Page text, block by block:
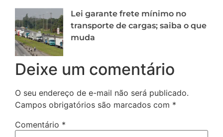
Lei garante frete mínimo no
transporte de cargas; saiba o que
muda
Deixe um comentário
O seu endereço de e-mail não será publicado.
Campos obrigatórios são marcados com *
Comentário *